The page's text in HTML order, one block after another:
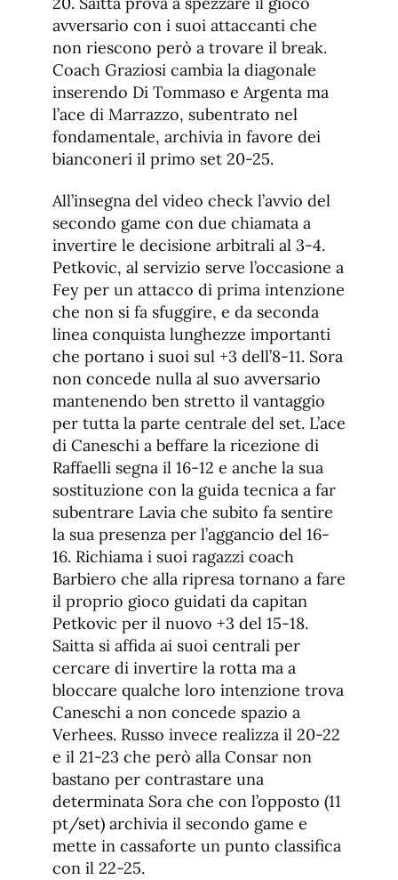
avversario con i suoi attaccanti che
non riescono però a trovare il break.
Coach Graziosi cambia la diagonale
inserendo Di Tommaso e Argenta ma
l’ace di Marrazzo, subentrato nel
fondamentale, archivia in favore dei
bianconeri il primo set 20-25.
All’insegna del video check l’avvio del
secondo game con due chiamata a
invertire le decisione arbitrali al 3-4.
Petkovic, al servizio serve l’occasione a
Fey per un attacco di prima intenzione
che non si fa sfuggire, e da seconda
linea conquista lunghezze importanti
che portano i suoi sul +3 dell’8-11. Sora
non concede nulla al suo avversario
mantenendo ben stretto il vantaggio
per tutta la parte centrale del set. L’ace
di Caneschi a beffare la ricezione di
Raffaelli segna il 16-12 e anche la sua
sostituzione con la guida tecnica a far
subentrare Lavia che subito fa sentire
la sua presenza per l’aggancio del 16-
16. Richiama i suoi ragazzi coach
Barbiero che alla ripresa tornano a fare
il proprio gioco guidati da capitan
Petkovic per il nuovo +3 del 15-18.
Saitta si affida ai suoi centrali per
cercare di invertire la rotta ma a
bloccare qualche loro intenzione trova
Caneschi a non concede spazio a
Verhees. Russo invece realizza il 20-22
e il 21-23 che però alla Consar non
bastano per contrastare una
determinata Sora che con l’opposto (11
pt/set) archivia il secondo game e
mette in cassaforte un punto classifica
con il 22-25.